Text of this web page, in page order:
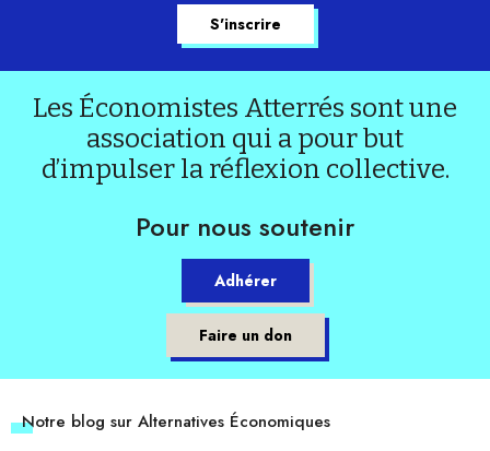
Les Économistes Atterrés sont une
association qui a pour but
d’impulser la réflexion collective.
Pour nous soutenir
Adhérer
Faire un don
Notre blog sur Alternatives Économiques